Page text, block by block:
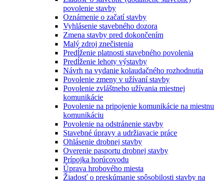
povolenie stavby
Oznámenie o začatí stavby
Vyhlásenie stavebného dozora
Zmena stavby pred dokončením
Malý zdroj znečistenia
Predĺženie platnosti stavebného povolenia
Predĺženie lehoty výstavby
Návrh na vydanie kolaudačného rozhodnutia
Povolenie zmeny v užívaní stavby
Povolenie zvláštneho užívania miestnej
komunikácie
Povolenie na pripojenie komunikácie na miestnu
komunikáciu
Povolenie na odstránenie stavby
Stavebné úpravy a udržiavacie práce
Ohlásenie drobnej stavby
Overenie pasportu drobnej stavby
Prípojka horúcovodu
Úprava hrobového miesta
Žiadosť o preskúmanie spôsobilosti stavby na